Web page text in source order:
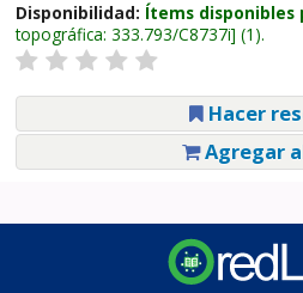
Disponibilidad: Ítems disponibles
topográfica: 333.793/C8737i (1).
Hacer
Agregar